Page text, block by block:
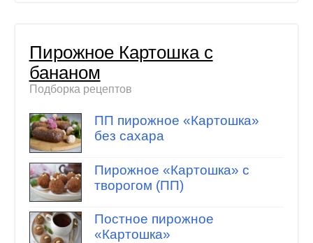
Пирожное Картошка с
бананом
Подборка рецептов
ПП пирожное «Картошка»
без сахара
Пирожное «Картошка» с
творогом (ПП)
Постное пирожное
«Картошка»